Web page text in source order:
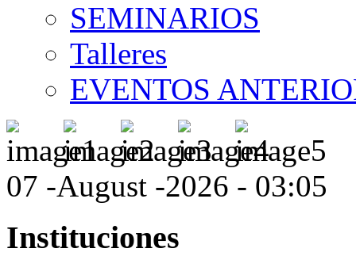
SEMINARIOS
Talleres
EVENTOS
07 -August -2026 - 03:05
Instituciones